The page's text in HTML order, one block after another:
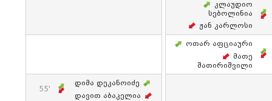
Კლაუდიო
Სებოლინია
Ჟან Კარლოსი
Ოთარ Აფციაური
Მათე
Შათირიშვილი
55'
Დიმა Დეკანოიძე
Დავით Აბაკელია